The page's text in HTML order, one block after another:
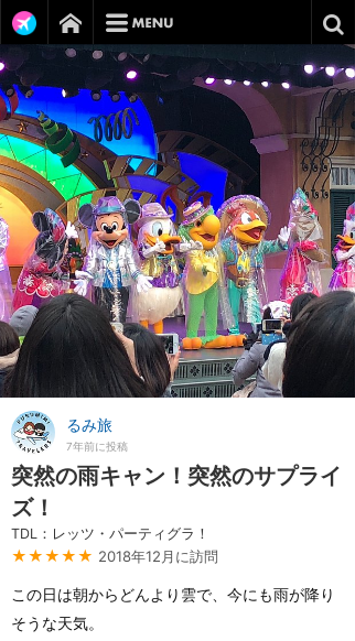
るみ旅
7年前に投稿
突然の雨キャン！突然のサプライ
ズ！
TDL：レッツ・パーティグラ！
★★★★★ 2018年12月に訪問
この日は朝からどんより雲で、今にも雨が降り
そうな天気。